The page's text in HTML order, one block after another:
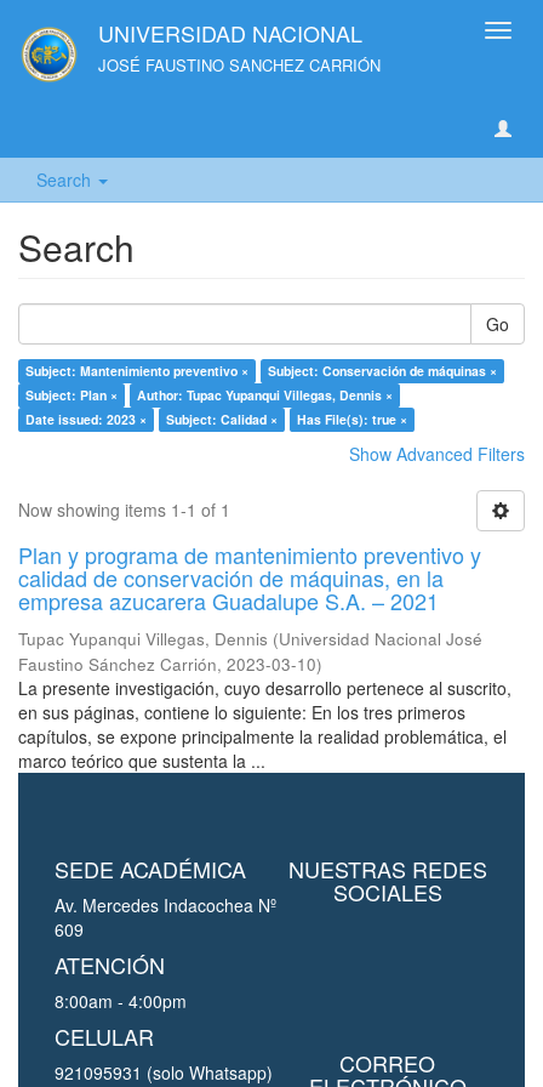
UNIVERSIDAD NACIONAL
JOSÉ FAUSTINO SANCHEZ CARRIÓN
Search
Search
Go
Subject: Mantenimiento preventivo ×
Subject: Conservación de máquinas ×
Subject: Plan ×
Author: Tupac Yupanqui Villegas, Dennis ×
Date issued: 2023 ×
Subject: Calidad × Has File(s): true ×
Show Advanced Filters
Now showing items 1-1 of 1
Plan y programa de mantenimiento preventivo y
calidad de conservación de máquinas, en la
empresa azucarera Guadalupe S.A. – 2021
Tupac Yupanqui Villegas, Dennis (Universidad Nacional José
Faustino Sánchez Carrión, 2023-03-10)
La presente investigación, cuyo desarrollo pertenece al suscrito,
en sus páginas, contiene lo siguiente: En los tres primeros
capítulos, se expone principalmente la realidad problemática, el
marco teórico que sustenta la ...
SEDE ACADÉMICA
Av. Mercedes Indacochea Nº
609
ATENCIÓN
8:00am - 4:00pm
CELULAR
921095931 (solo Whatsapp)
NUESTRAS REDES
SOCIALES
CORREO